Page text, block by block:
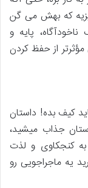
که بهش می گن
پایه و
از حفظ کردن
کیف بده! داستان
جذاب میشید،
کنجکاوی و لذت
یه ماجراجویی رو